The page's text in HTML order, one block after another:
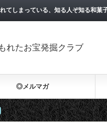
てしまっている、知る人ぞ知る和菓
れたお宝発掘クラブ
◎メルマガ